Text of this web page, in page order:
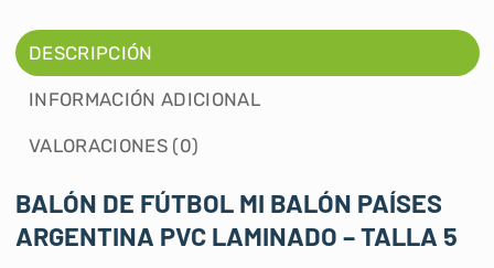
DESCRIPCIÓN
INFORMACIÓN ADICIONAL
VALORACIONES (0)
BALÓN DE FÚTBOL MI BALÓN PAÍSES
ARGENTINA PVC LAMINADO – TALLA 5